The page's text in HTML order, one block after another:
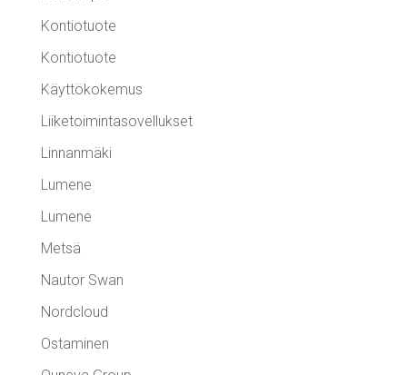
Kontiotuote
Kontiotuote
Käyttökokemus
Liiketoimintasovellukset
Linnanmäki
Lumene
Lumene
Metsä
Nautor Swan
Nordcloud
Ostaminen